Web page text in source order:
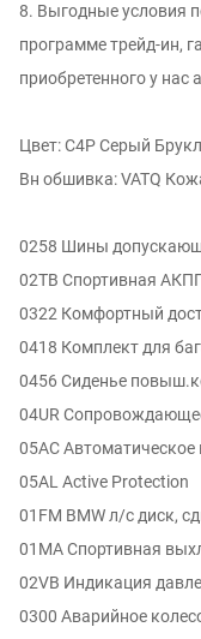
8. Выгодные условия
программе трейд-ин,
приобретенного у нас
Цвет: C4P Серый
Вн обшивка: VATQ
0258 Шины
02TB Спортивная
0322 Комфортный
0418 Комплект для
0456 Сиденье
04UR
05AC Автоматическое
05AL Active Protection
01FM BMW л/с диск,
01MA Спортивная
02VB Индикация
0300 Аварийное